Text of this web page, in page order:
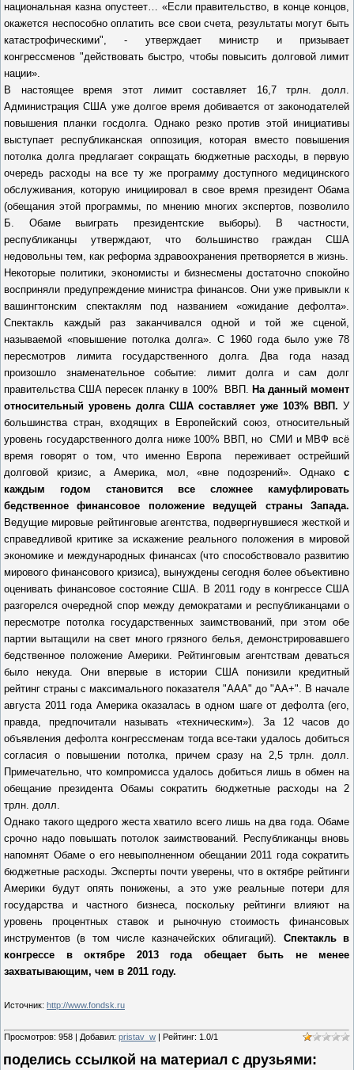
национальная казна опустеет… «Если правительство, в конце концов,
окажется неспособно оплатить все свои счета, результаты могут быть
катастрофическими", - утверждает министр и призывает
конгрессменов "действовать быстро, чтобы повысить долговой лимит
нации».
В настоящее время этот лимит составляет 16,7 трлн. долл.
Администрация США уже долгое время добивается от законодателей
повышения планки госдолга. Однако резко против этой инициативы
выступает республиканская оппозиция, которая вместо повышения
потолка долга предлагает сокращать бюджетные расходы, в первую
очередь расходы на все ту же программу доступного медицинского
обслуживания, которую инициировал в свое время президент Обама
(обещания этой программы, по мнению многих экспертов, позволило
Б. Обаме выиграть президентские выборы). В частности,
республиканцы утверждают, что большинство граждан США
недовольны тем, как реформа здравоохранения претворяется в жизнь.
Некоторые политики, экономисты и бизнесмены достаточно спокойно
восприняли предупреждение министра финансов. Они уже привыкли к
вашингтонским спектаклям под названием «ожидание дефолта».
Спектакль каждый раз заканчивался одной и той же сценой,
называемой «повышение потолка долга». С 1960 года было уже 78
пересмотров лимита государственного долга. Два года назад
произошло знаменательное событие: лимит долга и сам долг
правительства США пересек планку в 100% ВВП. На данный момент
относительный уровень долга США составляет уже 103% ВВП. У
большинства стран, входящих в Европейский союз, относительный
уровень государственного долга ниже 100% ВВП, но СМИ и МВФ всё
время говорят о том, что именно Европа переживает острейший
долговой кризис, а Америка, мол, «вне подозрений». Однако с
каждым годом становится все сложнее камуфлировать
бедственное финансовое положение ведущей страны Запада.
Ведущие мировые рейтинговые агентства, подвергнувшиеся жесткой и
справедливой критике за искажение реального положения в мировой
экономике и международных финансах (что способствовало развитию
мирового финансового кризиса), вынуждены сегодня более объективно
оценивать финансовое состояние США. В 2011 году в конгрессе США
разгорелся очередной спор между демократами и республиканцами о
пересмотре потолка государственных заимствований, при этом обе
партии вытащили на свет много грязного белья, демонстрировавшего
бедственное положение Америки. Рейтинговым агентствам деваться
было некуда. Они впервые в истории США понизили кредитный
рейтинг страны с максимального показателя "ААА" до "АА+". В начале
августа 2011 года Америка оказалась в одном шаге от дефолта (его,
правда, предпочитали называть «техническим»). За 12 часов до
объявления дефолта конгрессменам тогда все-таки удалось добиться
согласия о повышении потолка, причем сразу на 2,5 трлн. долл.
Примечательно, что компромисса удалось добиться лишь в обмен на
обещание президента Обамы сократить бюджетные расходы на 2
трлн. долл.
Однако такого щедрого жеста хватило всего лишь на два года. Обаме
срочно надо повышать потолок заимствований. Республиканцы вновь
напомнят Обаме о его невыполненном обещании 2011 года сократить
бюджетные расходы. Эксперты почти уверены, что в октябре рейтинги
Америки будут опять понижены, а это уже реальные потери для
государства и частного бизнеса, поскольку рейтинги влияют на
уровень процентных ставок и рыночную стоимость финансовых
инструментов (в том числе казначейских облигаций). Спектакль в
конгрессе в октябре 2013 года обещает быть не менее
захватывающим, чем в 2011 году.
Источник: http://www.fondsk.ru
Просмотров: 958 | Добавил: pristav_w | Рейтинг: 1.0/1
поделись ссылкой на материал c друзьями: